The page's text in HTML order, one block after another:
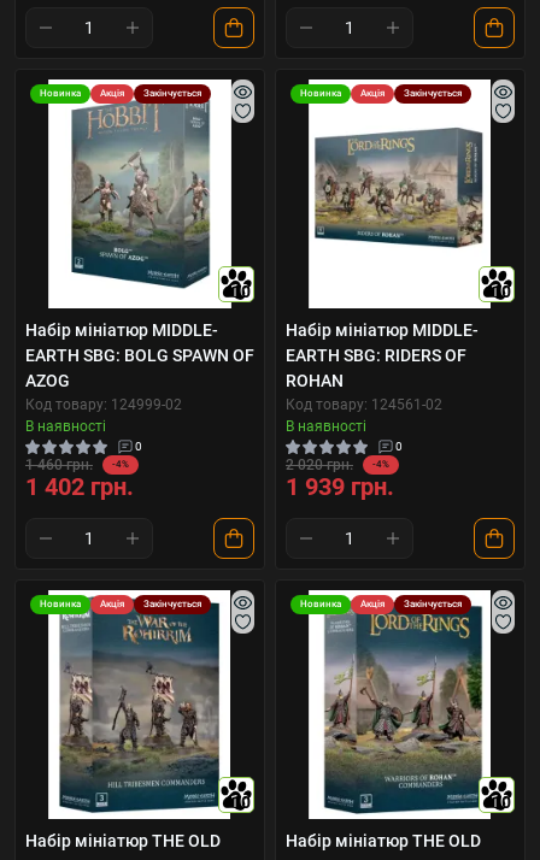
Новинка Акція Закінчується
10
Набір мініатюр MIDDLE-
EARTH SBG: BOLG SPAWN OF
AZOG
Код товару: 124999-02
В наявності
0
1 460 грн. -4%
1 402 грн.
Новинка Акція Закінчується
10
Набір мініатюр MIDDLE-
EARTH SBG: RIDERS OF
ROHAN
Код товару: 124561-02
В наявності
0
2 020 грн. -4%
1 939 грн.
Новинка Акція Закінчується
10
Набір мініатюр THE OLD
Новинка Акція Закінчується
10
Набір мініатюр THE OLD